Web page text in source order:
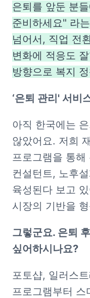
은퇴를 앞둔 분
준비하세요" 라
넘어서, 직업 전
변화에 적응도
방향으로 복지
‘은퇴 관리' 서비
아직 한국에는
않았어요. 저희
프로그램을 통해
컨설턴트, 노후
육성된다 보고
시장의 기반을
그렇군요. 은퇴
싶어하시나요?
포토샵, 일러스
프로그램부터 스